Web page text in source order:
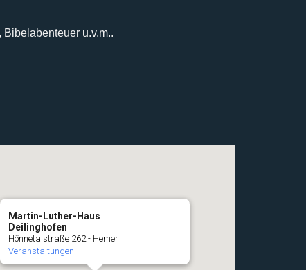
u.v.m..
Martin-Luther-Haus
Deilinghofen
Hönnetalstraße 262 - Hemer
Veranstaltungen